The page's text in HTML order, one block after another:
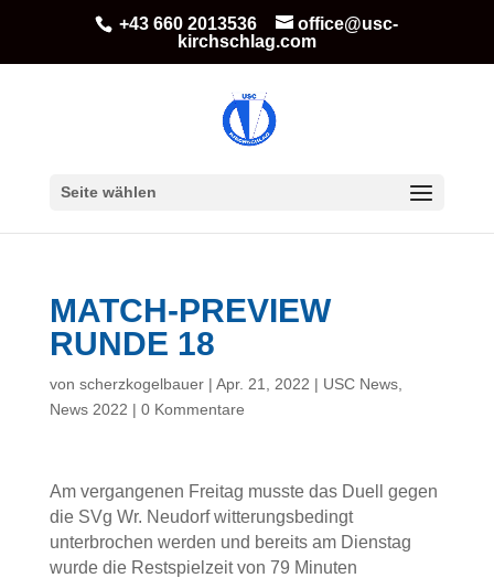
+43 660 2013536
office@usc-
kirchschlag.com
Seite wählen
MATCH-PREVIEW
RUNDE 18
von scherzkogelbauer| Apr. 21, 2022 | USC News,
News 2022 | 0 Kommentare
Am vergangenen Freitag musste das Duell gegen
die SVg Wr. Neudorf witterungsbedingt
unterbrochen werden und bereits am Dienstag
wurde die Restspielzeit von 79 Minuten